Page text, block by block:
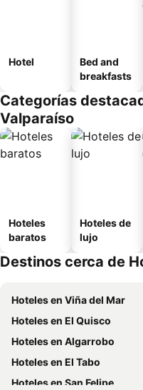
Hotel
Bed and
breakfasts
Categorías
Valparaíso
Hoteles
baratos
Hoteles de
lujo
Destinos cerca de
Hoteles en Viña del Mar
Hoteles en El Quisco
Hoteles en Algarrobo
Hoteles en El Tabo
Hoteles en San Felipe